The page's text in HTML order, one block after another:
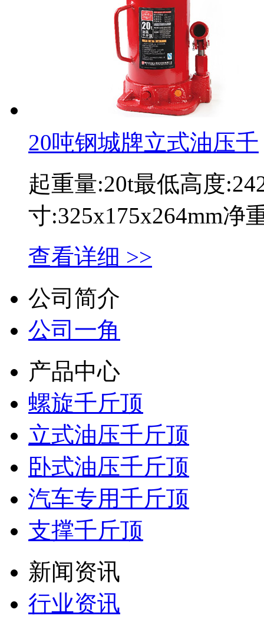
20吨钢城牌立式油压千
起重量:20t最低高度
寸:325x175x264mm
查看详细 >>
公司简介
公司一角
产品中心
螺旋千斤顶
立式油压千斤顶
卧式油压千斤顶
汽车专用千斤顶
支撑千斤顶
新闻资讯
行业资讯